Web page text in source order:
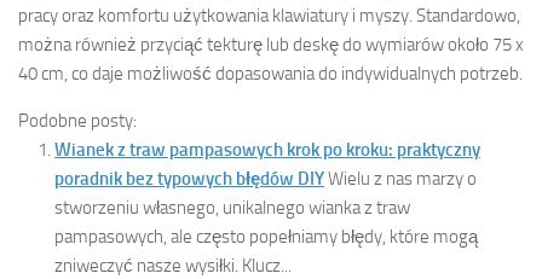
pracy oraz komfortu użytkowania klawiatury i myszy. Standardowo,
można również przyciąć tekturę lub deskę do wymiarów około 75 x
40 cm, co daje możliwość dopasowania do indywidualnych potrzeb.
Podobne posty:
Wianek z traw pampasowych krok po kroku: praktyczny
poradnik bez typowych błędów DIYWielu z nas marzy o
stworzeniu własnego, unikalnego wianka z traw
pampasowych, ale często popełniamy błędy, które mogą
zniweczyć nasze wysiłki. Klucz...